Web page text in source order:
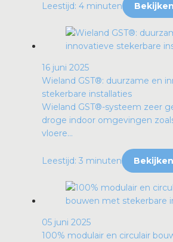
Leestijd: 4 minuten Bekijken
16 juni 2025
Wieland GST®: duurzame en
stekerbare installaties
Wieland GST®-systeem zeer
droge indoor omgevingen
vloere...
Leestijd: 3 minuten Bekijken
05 juni 2025
100% modulair en circulair